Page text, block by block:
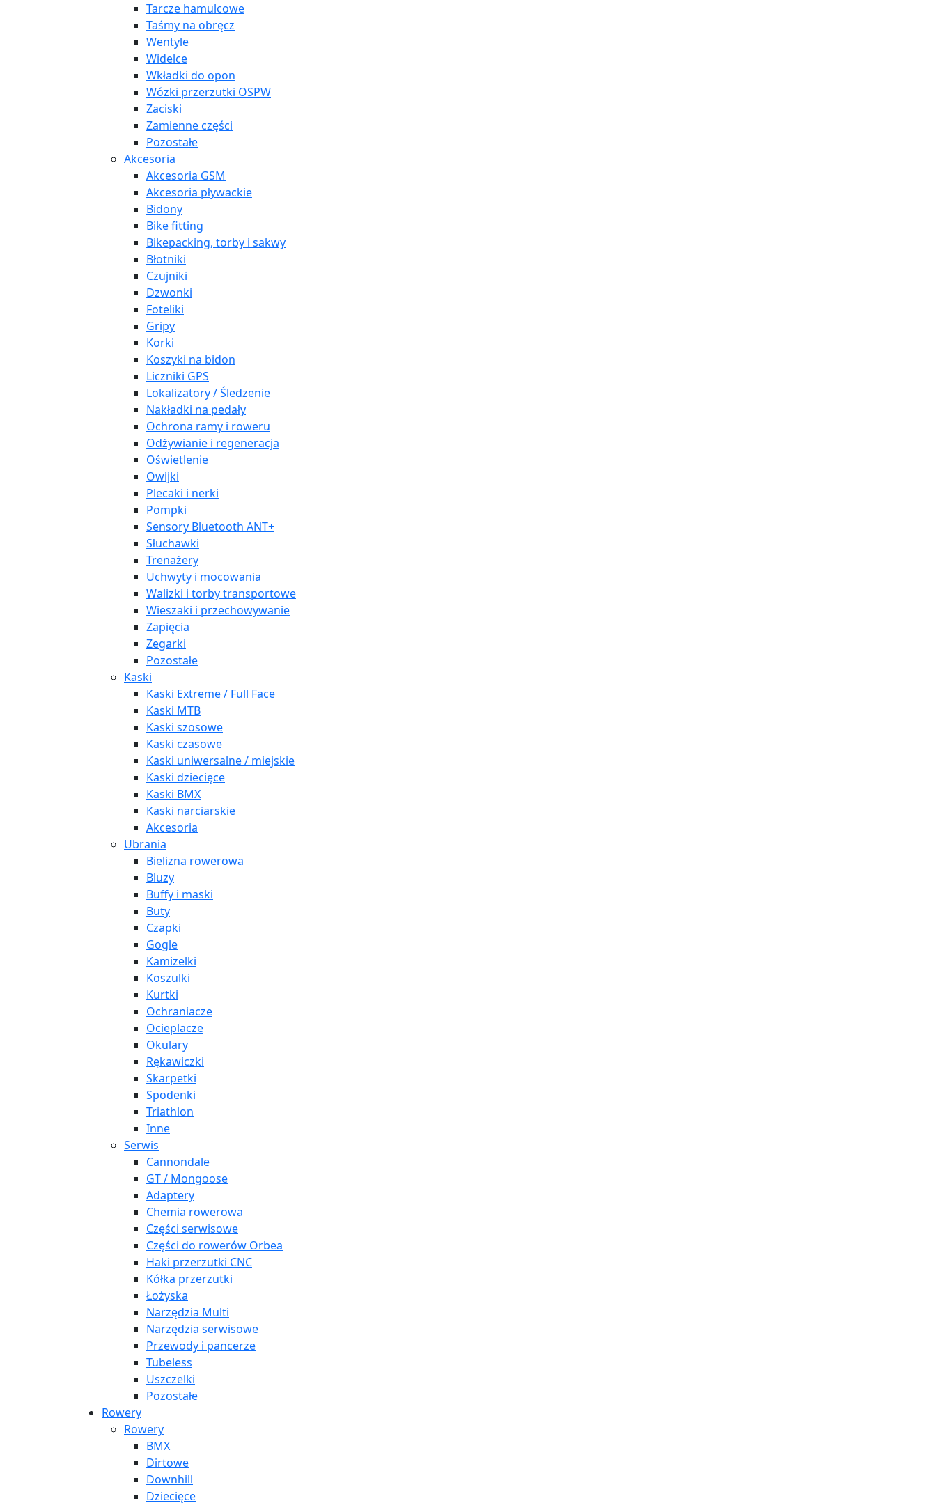
Tarcze hamulcowe
Taśmy na obręcz
Wentyle
Widelce
Wkładki do opon
Wózki przerzutki OSPW
Zaciski
Zamienne części
Pozostałe
Akcesoria
Akcesoria GSM
Akcesoria pływackie
Bidony
Bike fitting
Bikepacking, torby i sakwy
Błotniki
Czujniki
Dzwonki
Foteliki
Gripy
Korki
Koszyki na bidon
Liczniki GPS
Lokalizatory / Śledzenie
Nakładki na pedały
Ochrona ramy i roweru
Odżywianie i regeneracja
Oświetlenie
Owijki
Plecaki i nerki
Pompki
Sensory Bluetooth ANT+
Słuchawki
Trenażery
Uchwyty i mocowania
Walizki i torby transportowe
Wieszaki i przechowywanie
Zapięcia
Zegarki
Pozostałe
Kaski
Kaski Extreme / Full Face
Kaski MTB
Kaski szosowe
Kaski czasowe
Kaski uniwersalne / miejskie
Kaski dziecięce
Kaski BMX
Kaski narciarskie
Akcesoria
Ubrania
Bielizna rowerowa
Bluzy
Buffy i maski
Buty
Czapki
Gogle
Kamizelki
Koszulki
Kurtki
Ochraniacze
Ocieplacze
Okulary
Rękawiczki
Skarpetki
Spodenki
Triathlon
Inne
Serwis
Cannondale
GT / Mongoose
Adaptery
Chemia rowerowa
Części serwisowe
Części do rowerów Orbea
Haki przerzutki CNC
Kółka przerzutki
Łożyska
Narzędzia Multi
Narzędzia serwisowe
Przewody i pancerze
Tubeless
Uszczelki
Pozostałe
Rowery
Rowery
BMX
Dirtowe
Downhill
Dziecięce